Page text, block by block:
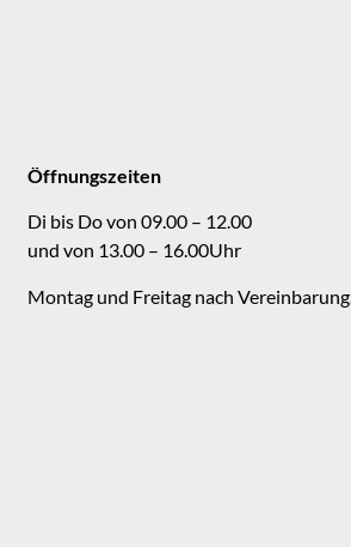
Öffnungszeiten
Di bis Do von 09.00 – 12.00
und von 13.00 – 16.00Uhr
Montag und Freitag nach Vereinbarung.